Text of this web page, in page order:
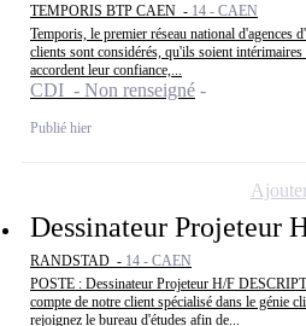
TEMPORIS BTP CAEN - 14 - CAEN
Temporis, le premier réseau national d'agences
clients sont considérés, qu'ils soient
accordent leur confiance,...
CDI - Non renseigné
Publié hier
Dessinateur Projeteur
RANDSTAD - 14 - CAEN
POSTE : Dessinateur Projeteur H/F
compte de notre client spécialisé dans le génie
rejoignez le bureau d'études afin de...